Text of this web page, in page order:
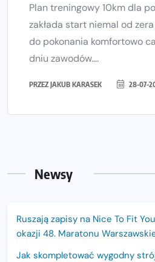
Plan treningowy 10km dla
zakłada start niemal od
do pokonania komfortowo
dniu zawodów....
PRZEZ JAKUB KARASEK 28-07-
Newsy
Ruszają zapisy na Nice To Fit
okazji 48. Maratonu
Jak skompletować wygodny